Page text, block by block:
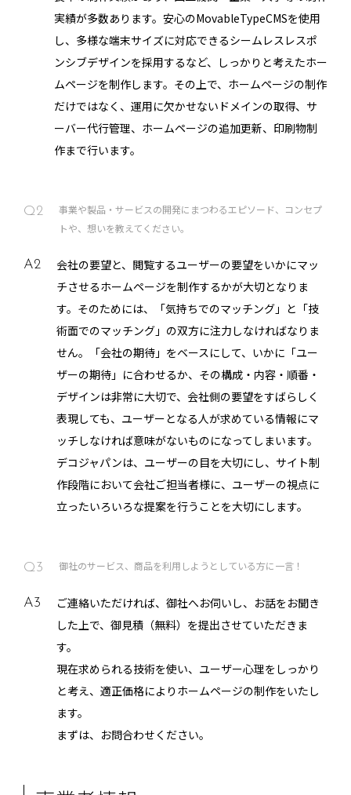
実績が多数あります。安心のMovableTypeCMSを使用
し、多様な端末サイズに対応できるシームレスレスポ
ンシブデザインを採用するなど、しっかりと考えたホー
ムページを制作します。その上で、ホームページの制作
だけではなく、運用に欠かせないドメインの取得、サ
ーバー代行管理、ホームページの追加更新、印刷物制
作まで行います。
Q2
事業や製品・サービスの開発にまつわるエピソード、コンセプ
トや、想いを教えてください。
A2
会社の要望と、閲覧するユーザーの要望をいかにマッ
チさせるホームページを制作するかが大切となりま
す。そのためには、「気持ちでのマッチング」と「技
術面でのマッチング」の双方に注力しなければなりま
せん。「会社の期待」をベースにして、いかに「ユー
ザーの期待」に合わせるか、その構成・内容・順番・
デザインは非常に大切で、会社側の要望をすばらしく
表現しても、ユーザーとなる人が求めている情報にマ
ッチしなければ意味がないものになってしまいます。
デコジャパンは、ユーザーの目を大切にし、サイト制
作段階において会社ご担当者様に、ユーザーの視点に
立ったいろいろな提案を行うことを大切にします。
Q3 御社のサービス、商品を利用しようとしている方に一言！
A3
ご連絡いただければ、御社へお伺いし、お話をお聞き
した上で、御見積（無料）を提出させていただきま
す。
現在求められる技術を使い、ユーザー心理をしっかり
と考え、適正価格によりホームページの制作をいたし
ます。
まずは、お問合わせください。